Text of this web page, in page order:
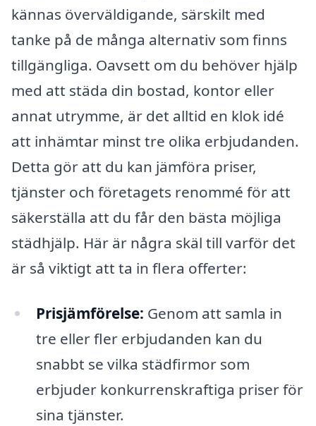
kännas överväldigande, särskilt med
tanke på de många alternativ som finns
tillgängliga. Oavsett om du behöver hjälp
med att städa din bostad, kontor eller
annat utrymme, är det alltid en klok idé
att inhämtar minst tre olika erbjudanden.
Detta gör att du kan jämföra priser,
tjänster och företagets renommé för att
säkerställa att du får den bästa möjliga
städhjälp. Här är några skäl till varför det
är så viktigt att ta in flera offerter:
Prisjämförelse: Genom att samla in
tre eller fler erbjudanden kan du
snabbt se vilka städfirmor som
erbjuder konkurrenskraftiga priser för
sina tjänster.